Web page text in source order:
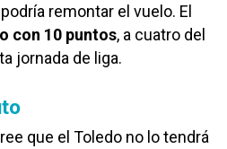
remontar el vuelo. El
con 10 puntos, a cuatro del
jornada de liga.
que el Toledo no lo tendrá